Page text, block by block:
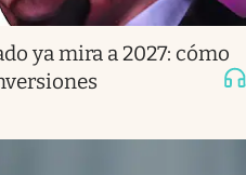
ya mira a 2027: cómo